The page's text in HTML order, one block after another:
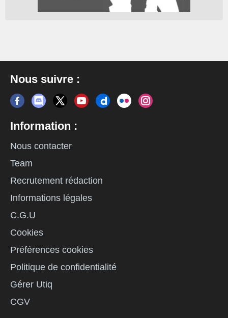
Nous suivre :
Information :
Nous contacter
Team
Recrutement rédaction
Informations légales
C.G.U
Cookies
Préférences cookies
Politique de confidentialité
Gérer Utiq
CGV